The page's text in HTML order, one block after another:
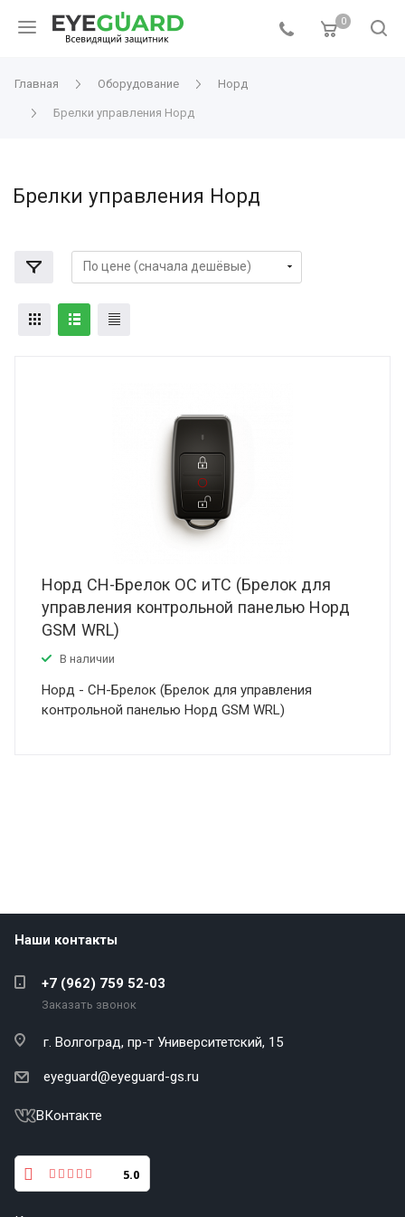
0
Главная Оборудование Норд
Брелки управления Норд
Брелки управления Норд
Норд СН-Брелок ОС иТС (Брелок для
управления контрольной панелью Норд
GSM WRL)
В наличии
Норд - СН-Брелок (Брелок для управления
контрольной панелью Норд GSM WRL)
Наши контакты
+7 (962) 759 52-03
Заказать звонок
г. Волгоград, пр-т Университетский, 15
eyeguard@eyeguard-gs.ru
ВКонтакте
5.0